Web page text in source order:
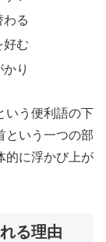
わる
好む
り
いう便利語の下
という一つの部
的に浮かび上が
る理由